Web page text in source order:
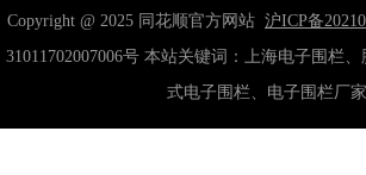
Copyright @ 2025 同花顺官方网站 沪ICP备
31011702007006号 本站关键词：上海电子围栏
式电子围栏、电子围栏厂家